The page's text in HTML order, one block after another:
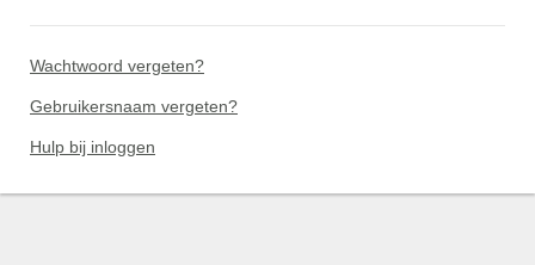
Wachtwoord vergeten?
Gebruikersnaam vergeten?
Hulp bij inloggen